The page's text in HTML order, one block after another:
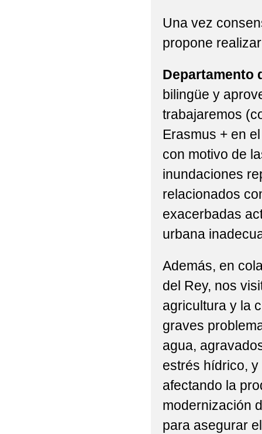
Una vez
propone
Departamento
bilingüe y
trabajaremos
Erasmus + en
con motivo de
inundaciones
relacionados
exacerbadas
urbana
Además, en
del Rey, nos
agricultura y la
graves
agua,
estrés hídrico,
afectando la
modernización
para asegurar